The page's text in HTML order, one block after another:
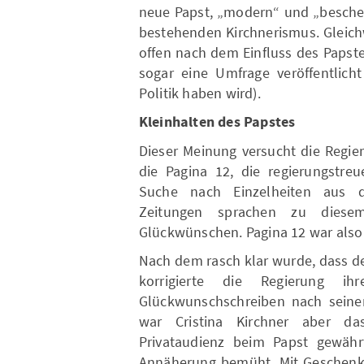
neue Papst, „modern“ und
bestehenden Kirchnerismus.
offen nach dem Einfluss des
sogar eine Umfrage
Politik haben wird).
Kleinhalten des Papstes
Dieser Meinung versucht die
die Pagina 12, die
Suche nach Einzelheiten aus
Zeitungen sprachen zu
Glückwünschen. Pagina 12 war
Nach dem rasch klar wurde, dass
korrigierte die Regierung
Glückwunschschreiben nach
war Cristina Kirchner aber
Privataudienz beim Papst